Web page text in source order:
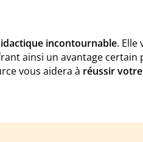
incontournable. Elle
ainsi un avantage certain
vous aidera à réussir